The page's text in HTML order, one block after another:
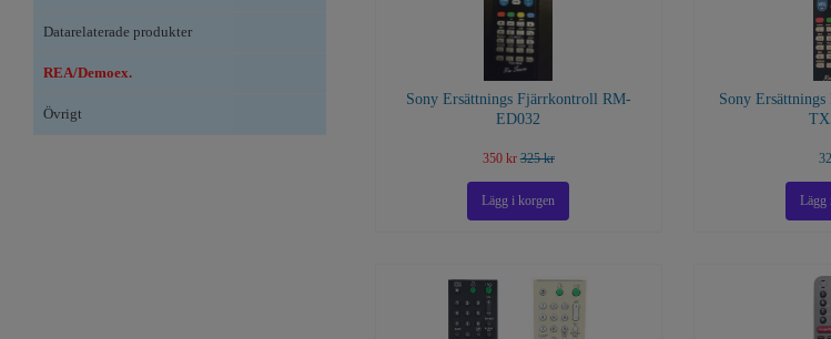
Datarelaterade produkter
REA/Demoex.
Övrigt
Sony Ersättnings Fjärrkontroll RM-
ED032
350 kr 325 kr
Sony